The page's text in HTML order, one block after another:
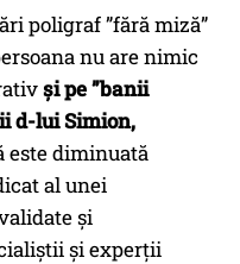
poligraf ”fără miză”
nu are nimic
și pe ”banii
d-lui Simion,
este diminuată
al unei
și
și experții